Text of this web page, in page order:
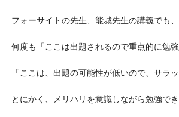
フォーサイトの先生、能城先生の講義でも、
何度も「ここは出題されるので重点的に勉強
「ここは、出題の可能性が低いので、サラ
とにかく、メリハリを意識しながら勉強でき